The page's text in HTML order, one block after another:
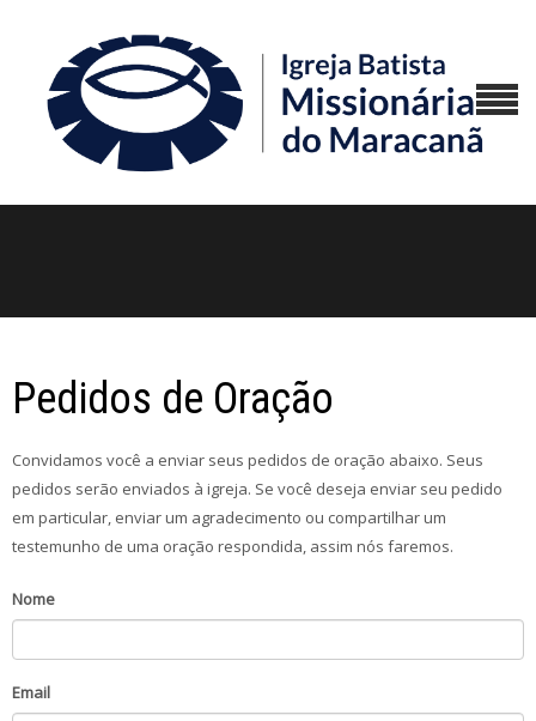
Pedidos de Oração
Convidamos você a enviar seus pedidos de oração abaixo. Seus
pedidos serão enviados à igreja. Se você deseja enviar seu pedido
em particular, enviar um agradecimento ou compartilhar um
testemunho de uma oração respondida, assim nós faremos.
Nome
Email